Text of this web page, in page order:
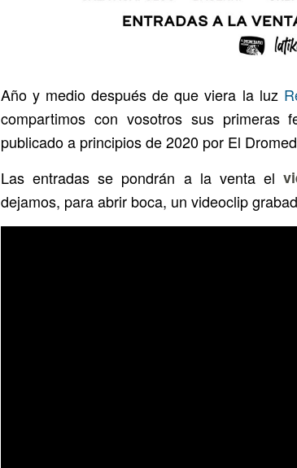
Año y medio después de que viera la luz
compartimos con vosotros sus primeras
publicado a principios de 2020 por El
Las entradas se pondrán a la venta el
dejamos, para abrir boca, un videoclip